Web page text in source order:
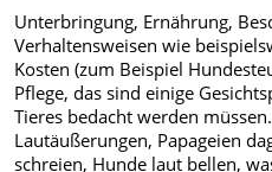
Unterbringung, Ernährung,
Verhaltensweisen wie
Kosten (zum Beispiel
Pflege, das sind einige
Tieres bedacht werden
Lautäußerungen, Papageien
schreien, Hunde laut bellen,